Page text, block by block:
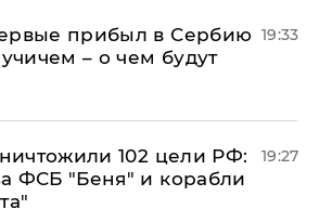
прибыл в Сербию
– о чем будут
19:33
102 цели РФ:
ФСБ "Беня" и корабли
19:27